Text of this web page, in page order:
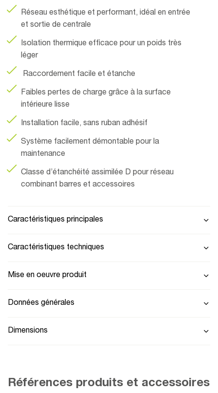
Réseau esthétique et performant, idéal en entrée
et sortie de centrale
Isolation thermique efficace pour un poids très
léger
Raccordement facile et étanche
Faibles pertes de charge grâce à la surface
intérieure lisse
Installation facile, sans ruban adhésif
Système facilement démontable pour la
maintenance
Classe d’étanchéité assimilée D pour réseau
combinant barres et accessoires
Caractéristiques principales
Caractéristiques techniques
Mise en oeuvre produit
Données générales
Dimensions
Références produits et accessoires